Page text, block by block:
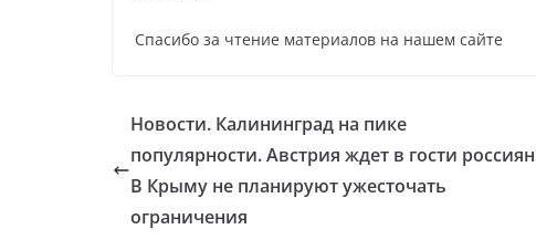
Спасибо за чтение материалов на нашем сайте
Новости. Калининград на пике
популярности. Австрия ждет в гости
В Крыму не планируют ужесточать
ограничения